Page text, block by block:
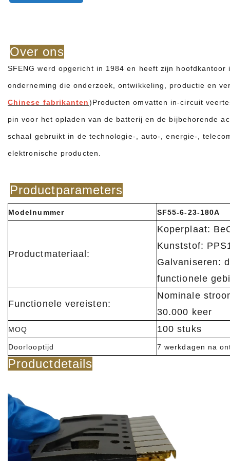
Over ons
SFENG werd opgericht in 1984 en heeft zijn
onderneming die onderzoek, ontwikkeling, productie en
Chinese fabrikanten)Producten omvatten in-circuit
pin voor het opladen van de batterij en de bijbehorende
schaal gebruikt in de technologie-, auto-, energie-,
elektronische producten.
Productparameters
Modelnummer SF55-6-23-180A
Productmateriaal:
Koperplaat:
Kunststof:
Galvaniseren:
functionele
Functionele vereisten:
Nominale
30.000 keer
MOQ 100 stuks
Doorlooptijd 7 werkdagen na
Productdetails